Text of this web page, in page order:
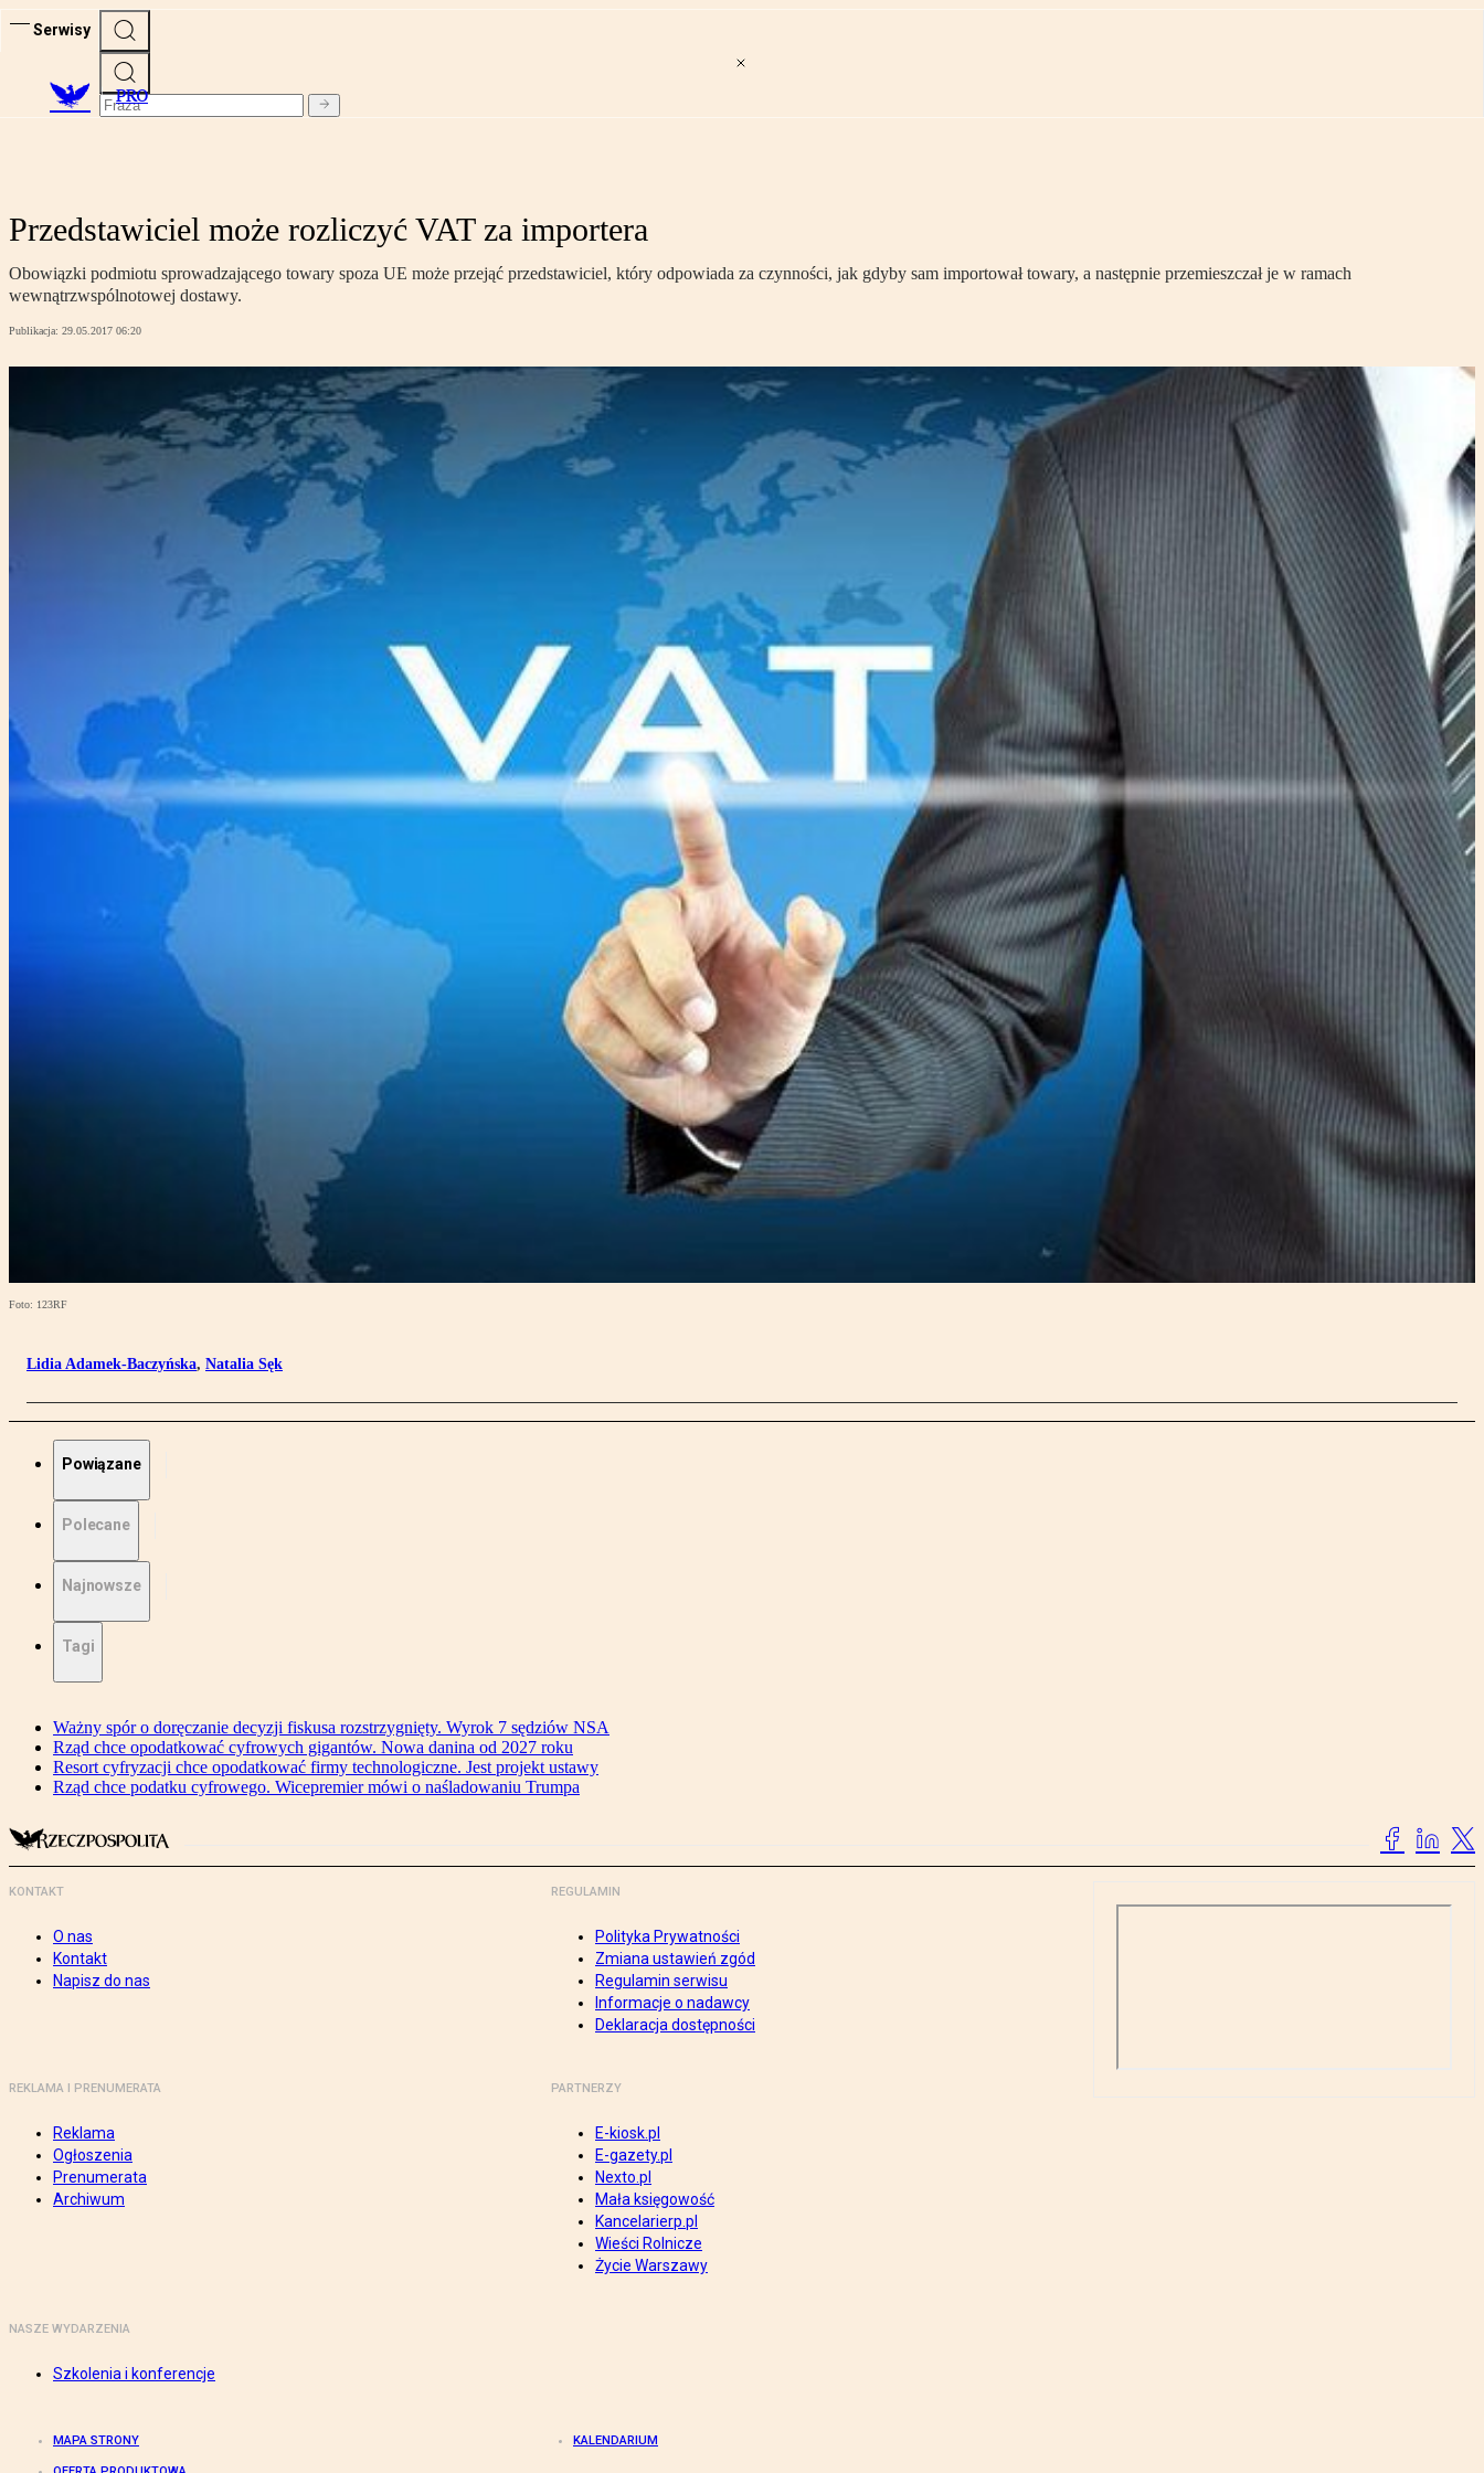
Serwisy
PRO
Przedstawiciel może rozliczyć VAT za importera
Obowiązki podmiotu sprowadzającego towary spoza UE może przejąć przedstawiciel, który odpowiada za czynności, jak gdyby sam importował towary, a następnie przemieszczał je w ramach
wewnątrzwspólnotowej dostawy.
Publikacja: 29.05.2017 06:20
Foto: 123RF
Lidia Adamek-Baczyńska, Natalia Sęk
Powiązane
Polecane
Najnowsze
Tagi
Ważny spór o doręczanie decyzji fiskusa rozstrzygnięty. Wyrok 7 sędziów NSA
Rząd chce opodatkować cyfrowych gigantów. Nowa danina od 2027 roku
Resort cyfryzacji chce opodatkować firmy technologiczne. Jest projekt ustawy
Rząd chce podatku cyfrowego. Wicepremier mówi o naśladowaniu Trumpa
KONTAKT
O nas
Kontakt
Napisz do nas
REGULAMIN
Polityka Prywatności
Zmiana ustawień zgód
Regulamin serwisu
Informacje o nadawcy
Deklaracja dostępności
REKLAMA I PRENUMERATA
Reklama
Ogłoszenia
Prenumerata
Archiwum
PARTNERZY
E-kiosk.pl
E-gazety.pl
Nexto.pl
Mała księgowość
Kancelarierp.pl
Wieści Rolnicze
Życie Warszawy
NASZE WYDARZENIA
Szkolenia i konferencje
MAPA STRONY KALENDARIUM